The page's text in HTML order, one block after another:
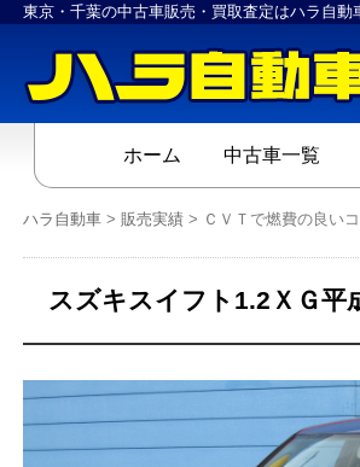
東京・千葉の中古車販売・買取査定はハラ自動
ホーム 中古車一覧
ハラ自動車 > 販売実績 > ＣＶＴで燃費の良い
スズキスイフト1.2ＸＧ平